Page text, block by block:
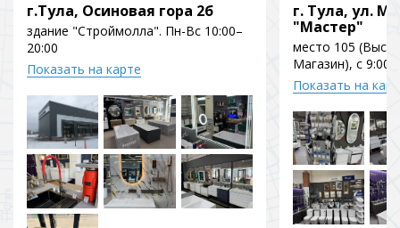
г.Тула, Осиновая гора 2б
здание "Строймолла". Пн-Вс 10:00–
20:00
Показать на карте
г. Тула, ул.
"Мастер"
место 105
Магазин), с 9:00
Показать на